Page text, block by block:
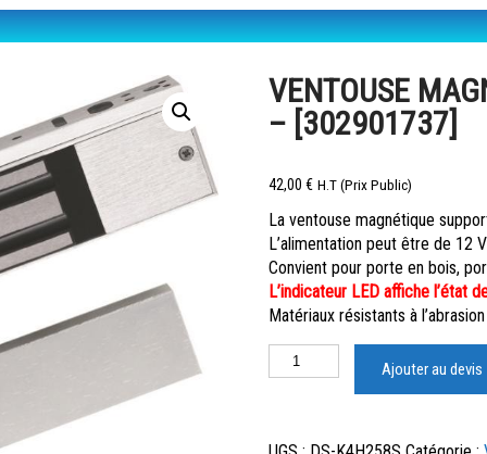
VENTOUSE
– [302901737]
42,00€ H.T (Prix Public)
La ventouse magnétique
L’alimentation peut être de 12
Convient pour porte en bois,
L’indicateur LED affiche l’état
Matériaux résistants à l’abrasion
Ajouter au devis